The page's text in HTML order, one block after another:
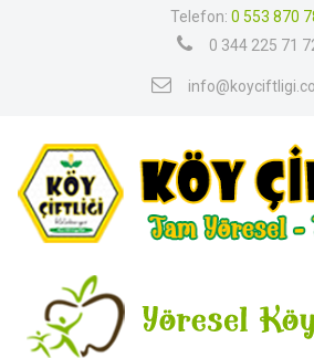
Telefon: 0 553 870
0 344 225 71